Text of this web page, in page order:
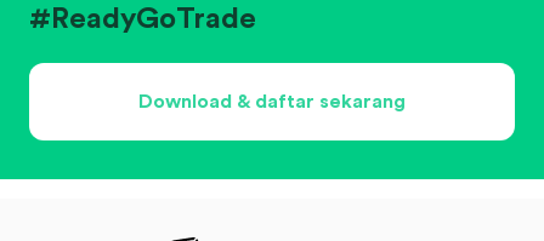
#ReadyGoTrade
Download & daftar sekarang